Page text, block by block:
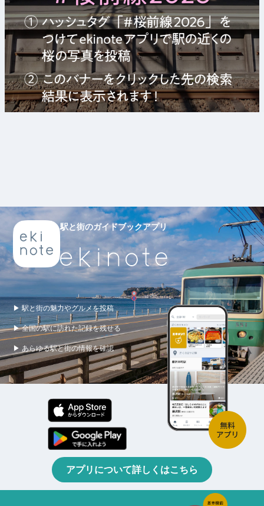
駅と街のガイドブックアプリ
▶ 駅と街の魅力やグルメを投稿
▶ 全国の駅に訪れた記録を残せる
▶ あらゆる駅と街の情報を確認
アプリについて詳しくはこちら